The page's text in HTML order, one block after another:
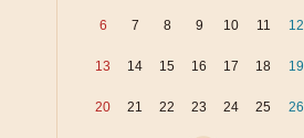
6 7 8 9 10 11 12
13 14 15 16 17 18 19
20 21 22 23 24 25 26